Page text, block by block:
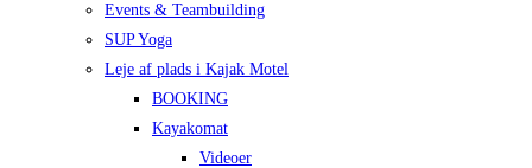
Events & Teambuilding
SUP Yoga
Leje af plads i Kajak Motel
BOOKING
Kayakomat
Videoer